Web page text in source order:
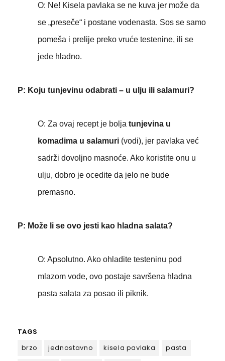
O: Ne! Kisela pavlaka se ne kuva jer može da
se „preseče“ i postane vodenasta. Sos se samo
pomeša i prelije preko vruće testenine, ili se
jede hladno.
P: Koju tunjevinu odabrati – u ulju ili salamuri?
O: Za ovaj recept je bolja tunjevina u
komadima u salamuri(vodi), jer pavlaka već
sadrži dovoljno masnoće. Ako koristite onu u
ulju, dobro je ocedite da jelo ne bude
premasno.
P: Može li se ovo jesti kao hladna salata?
O: Apsolutno. Ako ohladite testeninu pod
mlazom vode, ovo postaje savršena hladna
pasta salata za posao ili piknik.
TAGS
brzo
jednostavno kisela pavlaka
pasta